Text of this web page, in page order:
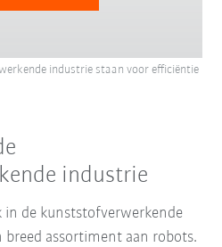
industrie staan voor efficiëntie
industrie
in de kunststofverwerkende
breed assortiment aan robots.